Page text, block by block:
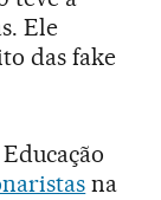
Ele
das fake
na